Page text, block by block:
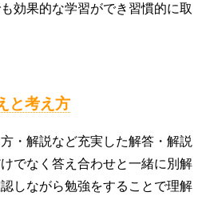
効果的な学習ができ習慣的に取
と考え方
・解説など充実した解答・解説
でなく答え合わせと一緒に別解
しながら勉強をすることで理解